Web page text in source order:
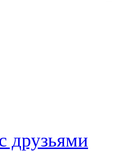
друзьями